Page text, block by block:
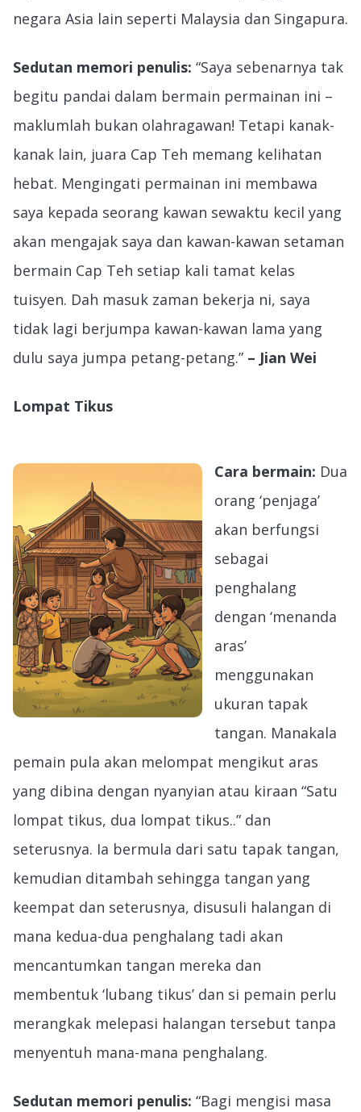
negara Asia lain seperti Malaysia dan Singapura.
Sedutan memori penulis: “Saya sebenarnya tak
begitu pandai dalam bermain permainan ini –
maklumlah bukan olahragawan! Tetapi kanak-
kanak lain, juara Cap Teh memang kelihatan
hebat. Mengingati permainan ini membawa
saya kepada seorang kawan sewaktu kecil yang
akan mengajak saya dan kawan-kawan setaman
bermain Cap Teh setiap kali tamat kelas
tuisyen. Dah masuk zaman bekerja ni, saya
tidak lagi berjumpa kawan-kawan lama yang
dulu saya jumpa petang-petang.” – Jian Wei
Lompat Tikus
Cara bermain: Dua
orang ‘penjaga’
akan berfungsi
sebagai
penghalang
dengan ‘menanda
aras’
menggunakan
ukuran tapak
tangan. Manakala
pemain pula akan melompat mengikut aras
yang dibina dengan nyanyian atau kiraan “Satu
lompat tikus, dua lompat tikus..” dan
seterusnya. Ia bermula dari satu tapak tangan,
kemudian ditambah sehingga tangan yang
keempat dan seterusnya, disusuli halangan di
mana kedua-dua penghalang tadi akan
mencantumkan tangan mereka dan
membentuk ‘lubang tikus’ dan si pemain perlu
merangkak melepasi halangan tersebut tanpa
menyentuh mana-mana penghalang.
Sedutan memori penulis: “Bagi mengisi masa